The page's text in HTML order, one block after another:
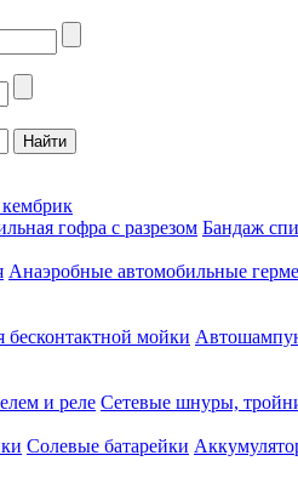
кембрик
гофра с разрезом Бандаж
Анаэробные автомобильные
мойки
и реле Сетевые шнуры,
Солевые батарейки